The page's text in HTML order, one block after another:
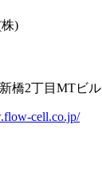
)
橋2丁目MTビル
cell.co.jp/